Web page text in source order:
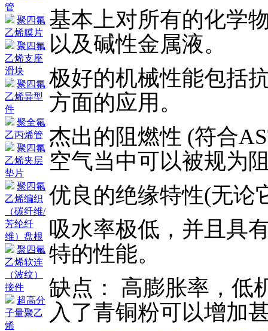
管
聚四氟
乙烯膜片
聚四氟
乙烯支座
滑块
聚四氟
乙烯异型
件
聚全氟
乙丙烯管
聚四氟
乙烯夹层
垫片
聚四氟
乙烯编织
（碳纤维/
芳纶纤
维）盘根
聚四氟
乙烯软连
（波纹）
接件
超高分
子量聚乙
烯
基本上对所有的化学
以及碱性金属液。
极好的机械性能包括
方面的应用。
杰出的阻燃性 (符合
空气当中可以被规为
优良的绝缘特性(无论
吸水率极低，并且具
特的性能。
缺点： 高膨胀率，低
入了青铜粉可以增加